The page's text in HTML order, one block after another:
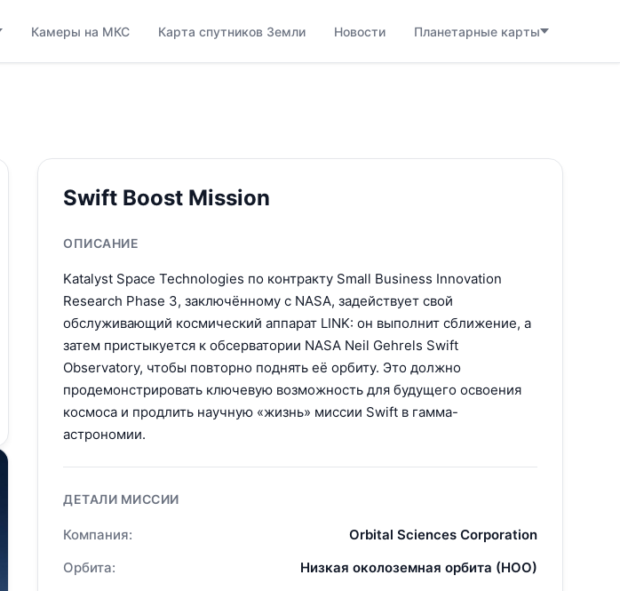
Камеры на МКС Карта спутников Земли Новости Планетарные карты
Swift Boost Mission
ОПИСАНИЕ
Katalyst Space Technologies по контракту Small Business Innovation
Research Phase 3, заключённому с NASA, задействует свой
обслуживающий космический аппарат LINK: он выполнит сближение, а
затем пристыкуется к обсерватории NASA Neil Gehrels Swift
Observatory, чтобы повторно поднять её орбиту. Это должно
продемонстрировать ключевую возможность для будущего освоения
космоса и продлить научную «жизнь» миссии Swift в гамма-
астрономии.
ДЕТАЛИ МИССИИ
Компания:
Orbital Sciences Corporation
Орбита:
Низкая околоземная орбита (НОО)